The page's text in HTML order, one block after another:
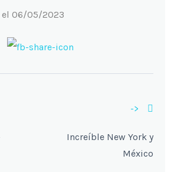
el 06/05/2023
->
Increíble New York y
México